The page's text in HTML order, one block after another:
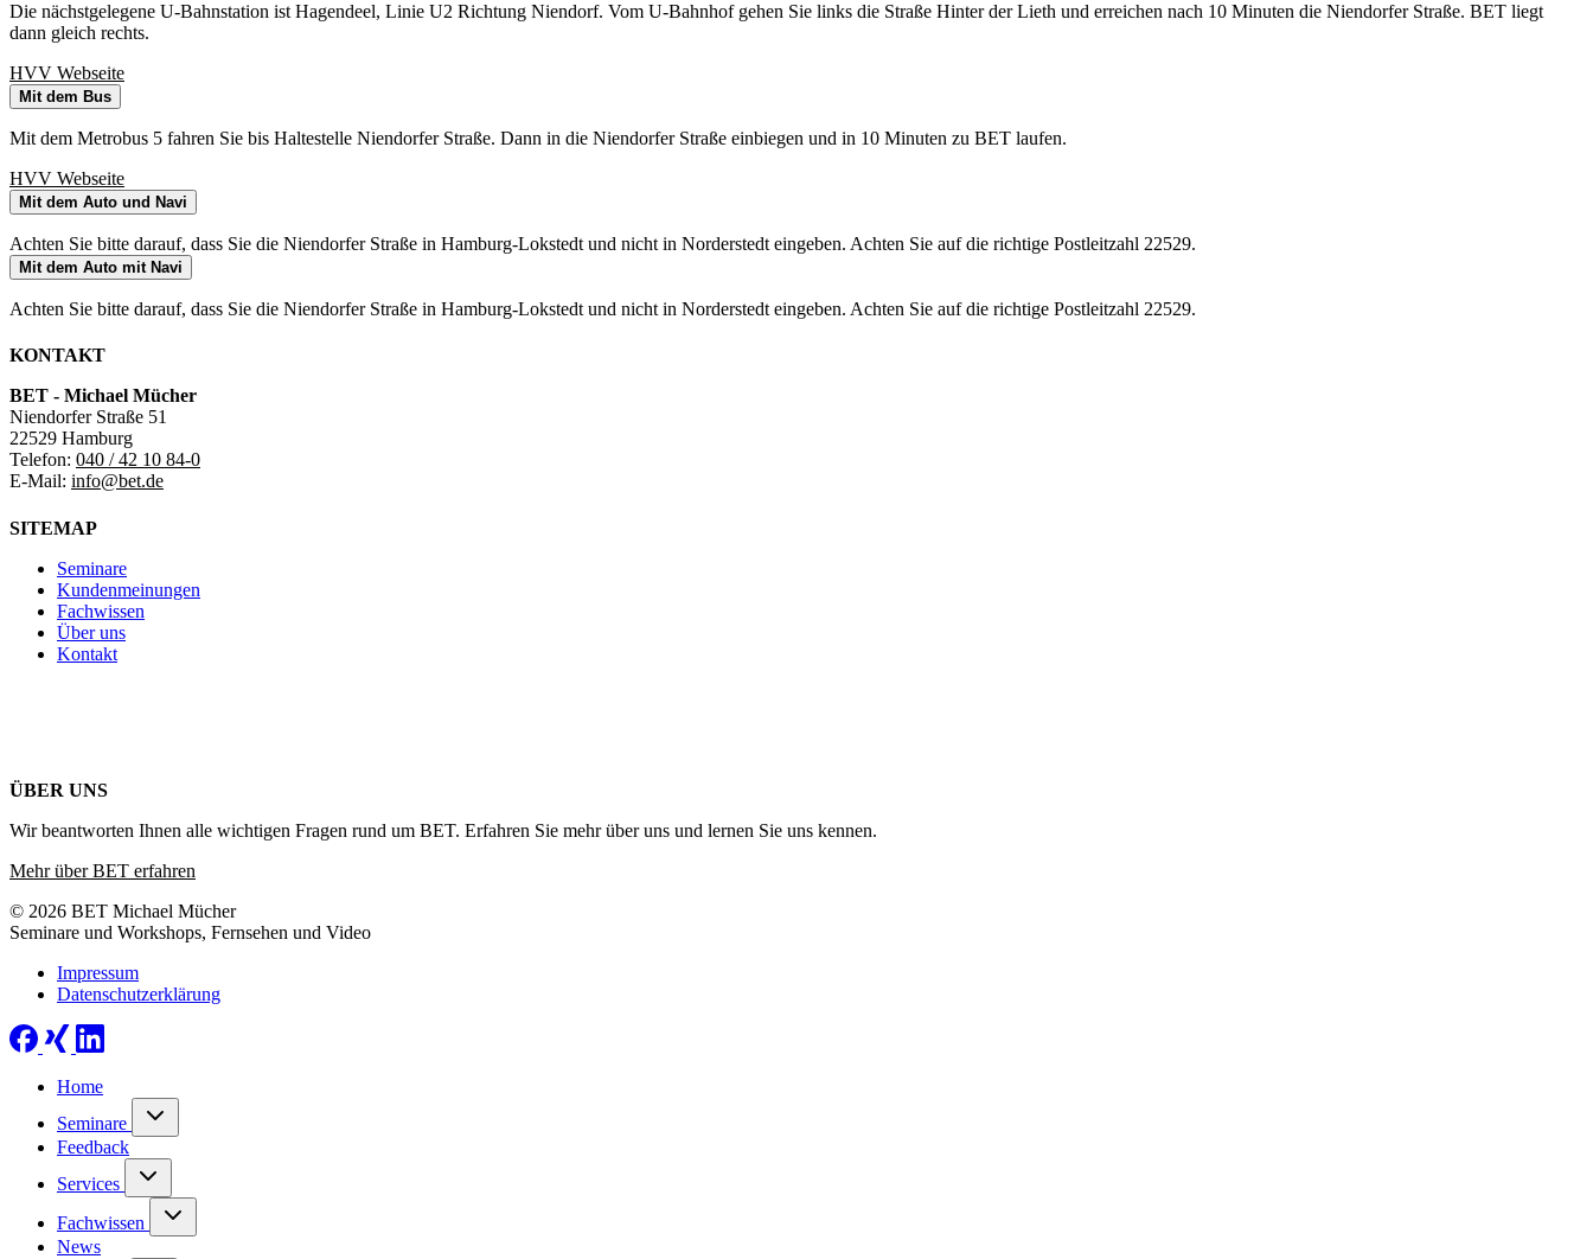
Die nächstgelegene U-Bahnstation ist Hagendeel, Linie U2 Richtung Niendorf. Vom U-Bahnhof gehen Sie links die Straße Hinter der Lieth und erreichen nach 10 Minuten die Niendorfer Straße. BET liegt
dann gleich rechts.
HVV Webseite
Mit dem Bus
Mit dem Metrobus 5 fahren Sie bis Haltestelle Niendorfer Straße. Dann in die Niendorfer Straße einbiegen und in 10 Minuten zu BET laufen.
HVV Webseite
Mit dem Auto und Navi
Achten Sie bitte darauf, dass Sie die Niendorfer Straße in Hamburg-Lokstedt und nicht in Norderstedt eingeben. Achten Sie auf die richtige Postleitzahl 22529.
Mit dem Auto mit Navi
Achten Sie bitte darauf, dass Sie die Niendorfer Straße in Hamburg-Lokstedt und nicht in Norderstedt eingeben. Achten Sie auf die richtige Postleitzahl 22529.
KONTAKT
BET - Michael Mücher
Niendorfer Straße 51
22529 Hamburg
Telefon: 040 / 42 10 84-0
E-Mail: info@bet.de
SITEMAP
Seminare
Kundenmeinungen
Fachwissen
Über uns
Kontakt
ÜBER UNS
Wir beantworten Ihnen alle wichtigen Fragen rund um BET. Erfahren Sie mehr über uns und lernen Sie uns kennen.
Mehr über BET erfahren
© 2026 BET Michael Mücher
Seminare und Workshops, Fernsehen und Video
Impressum
Datenschutzerklärung
Home
Seminare
Feedback
Services
Fachwissen
News